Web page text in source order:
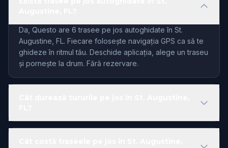
Da, Questo are 6 trasee pe jos autoghidate în St.
Augustine, FL. Fiecare folosește navigația GPS ca să te
ghideze în ritmul tău. Deschide aplicația, alege un traseu
și pornește la drum. Fără rezervare.